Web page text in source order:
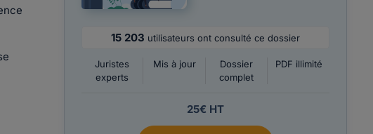
15 203 utilisateurs ont consulté ce dossier
Juristes
experts
Mis à jour
Dossier
complet
PDF illimité
25€ HT